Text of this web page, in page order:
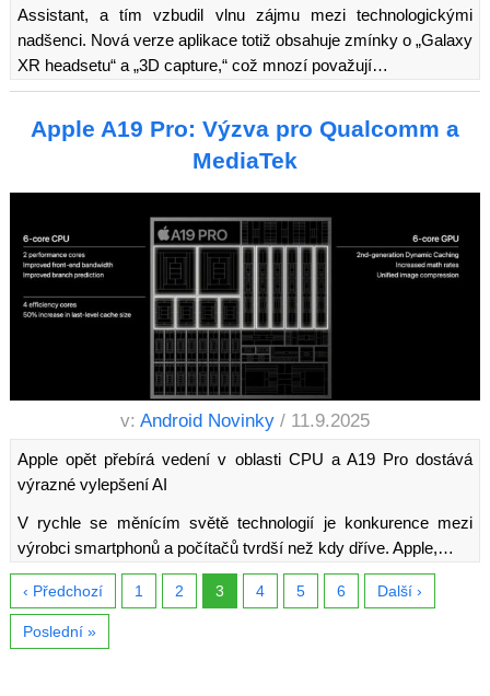
Assistant, a tím vzbudil vlnu zájmu mezi technologickými
nadšenci. Nová verze aplikace totiž obsahuje zmínky o „Galaxy
XR headsetu“ a „3D capture,“ což mnozí považují…
Apple A19 Pro: Výzva pro Qualcomm a
MediaTek
v: Android Novinky / 11.9.2025
Apple opět přebírá vedení v oblasti CPU a A19 Pro dostává
výrazné vylepšení AI
V rychle se měnícím světě technologií je konkurence mezi
výrobci smartphonů a počítačů tvrdší než kdy dříve. Apple,…
‹ Předchozí 1 2 3 4 5 6 Další ›
Poslední »